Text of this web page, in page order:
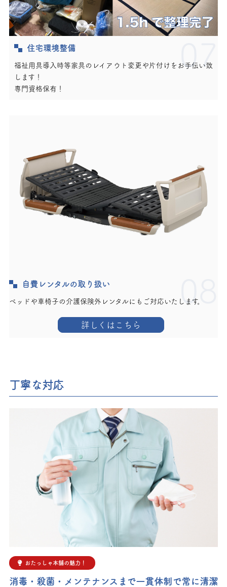
07
住宅環境整備
福祉用具導入時等家具のレイアウト変更や片付けをお手伝い致
します！
専門資格保有！
08
自費レンタルの取り扱い
ベッドや車椅子の介護保険外レンタルにもご対応いたします。
詳しくはこちら
丁寧な対応
おたっしゃ本舗の魅力！
消毒・殺菌・メンテナンスまで一貫体制で常に清潔